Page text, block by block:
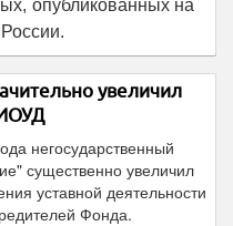
опубликованных на
увеличил
негосударственный
существенно увеличил
уставной деятельности
Фонда.